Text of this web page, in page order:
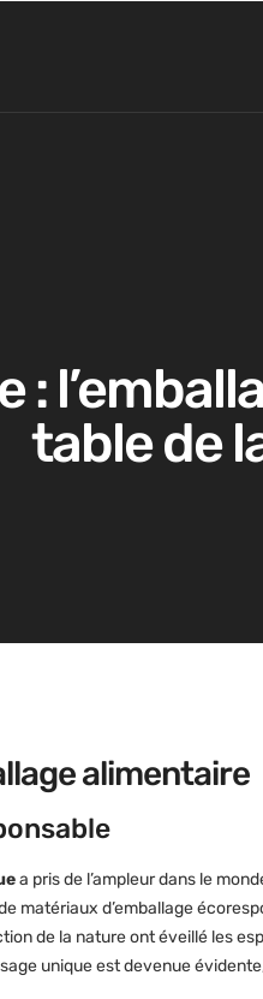
:
table de
alimentaire
a pris de l’ampleur dans le
d’emballage
de la nature ont éveillé les
unique est devenue